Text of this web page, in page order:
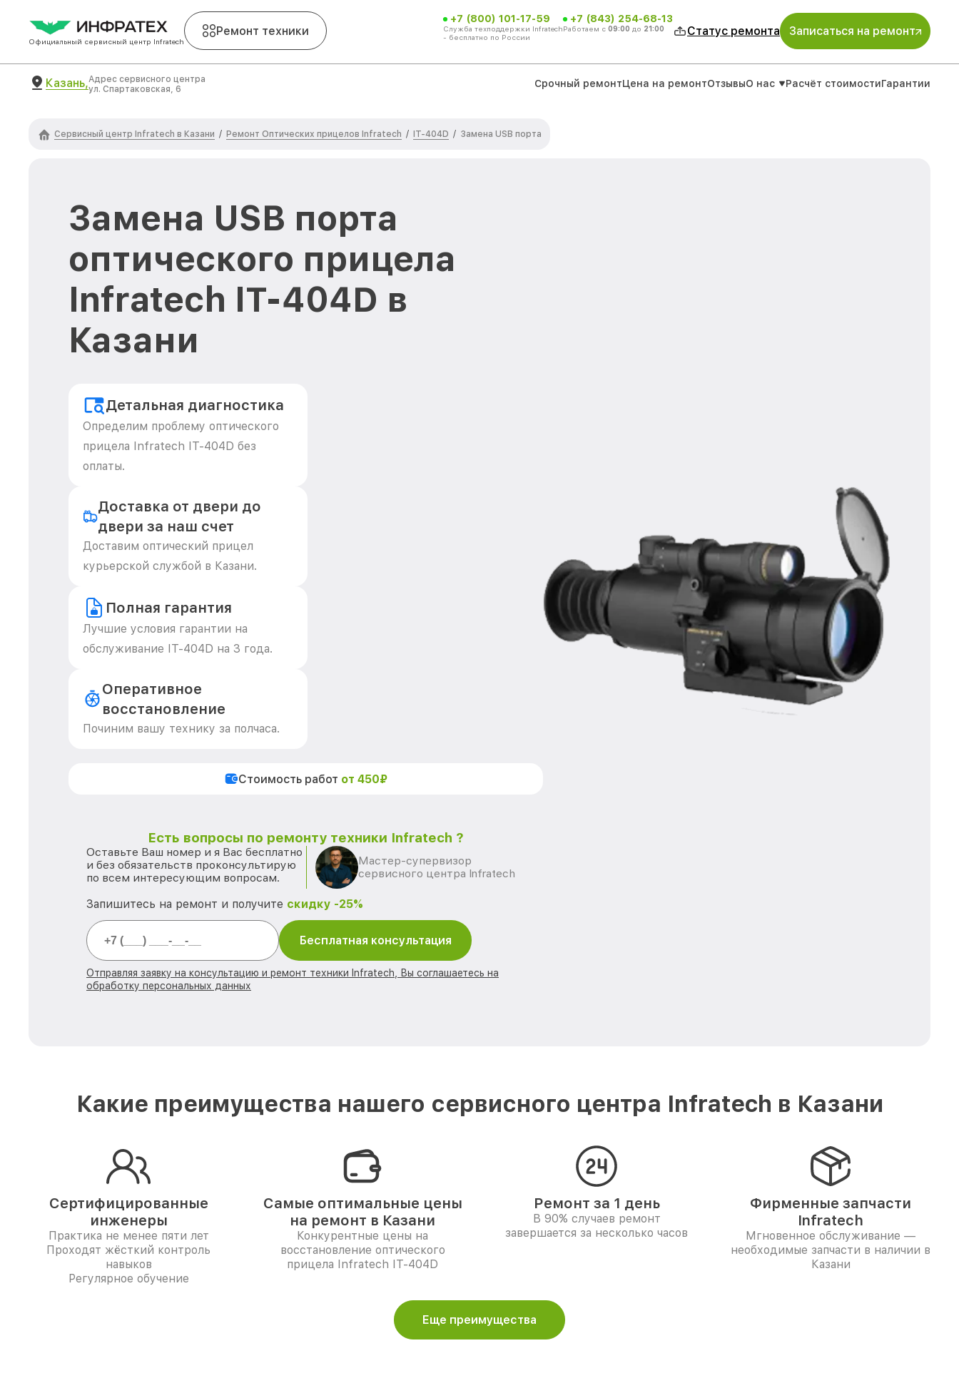
Официальный сервисный центр Infratech
Ремонт техники
+7 (800) 101-17-59
Служба техподдержки Infratech
- бесплатно по России
+7 (843) 254-68-13
Работаем с 09:00 до 21:00 Статус ремонта Записаться на ремонт
Казань,Адрес сервисного центра
ул. Спартаковская, 6
Срочный ремонтЦена на ремонтОтзывыО нас Расчёт стоимостиГарантии
Сервисный центр Infratech в Казани / Ремонт Оптических прицелов Infratech / IT-404D / Замена USB порта
Замена USB порта
оптического прицела
Infratech IT-404D в
Казани
Детальная диагностика
Определим проблему оптического
прицела Infratech IT-404D без
оплаты.
Доставка от двери до
двери за наш счет
Доставим оптический прицел
курьерской службой в Казани.
Полная гарантия
Лучшие условия гарантии на
обслуживание IT-404D на 3 года.
Оперативное
восстановление
Починим вашу технику за полчаса.
Стоимость работ от 450₽
Есть вопросы по ремонту техники Infratech ?
Оставьте Ваш номер и я Вас бесплатно
и без обязательств проконсультирую
по всем интересующим вопросам.
Мастер-супервизор
сервисного центра Infratech
Запишитесь на ремонт и получите скидку -25%
Бесплатная консультация
Отправляя заявку на консультацию и ремонт техники Infratech, Вы соглашаетесь на
обработку персональных данных
Какие преимущества нашего сервисного центра Infratech в Казани
Сертифицированные
инженеры
Практика не менее пяти лет
Проходят жёсткий контроль
навыков
Регулярное обучение
Самые оптимальные цены
на ремонт в Казани
Конкурентные цены на
восстановление оптического
прицела Infratech IT-404D
Ремонт за 1 день
В 90% случаев ремонт
завершается за несколько часов
Фирменные запчасти
Infratech
Мгновенное обслуживание —
необходимые запчасти в наличии в
Казани
Еще преимущества